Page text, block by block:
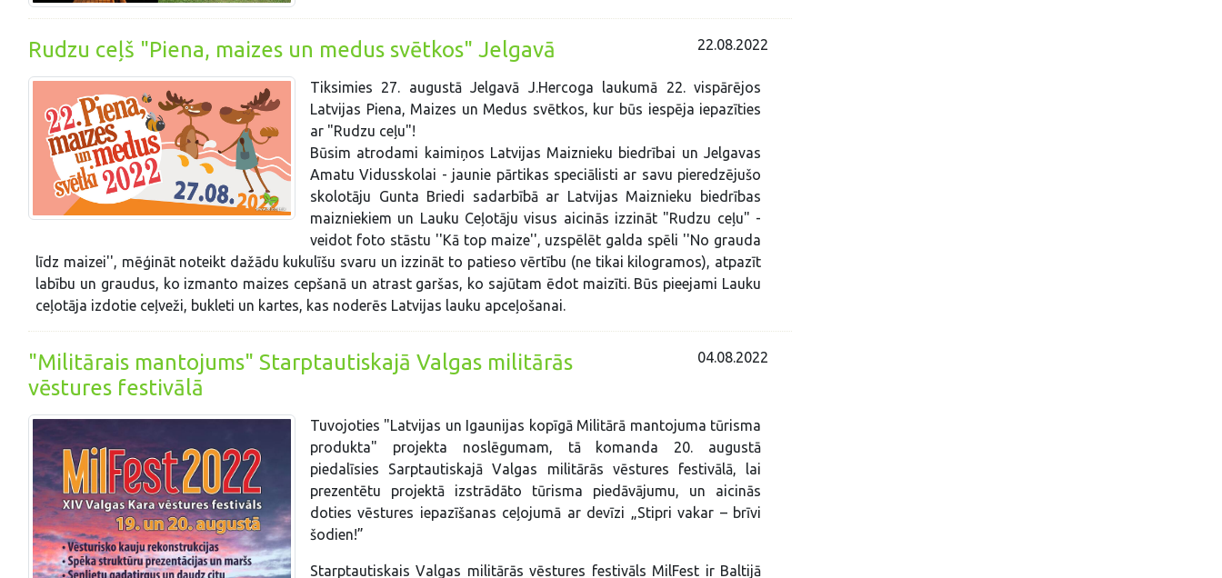
Rudzu ceļš "Piena, maizes un medus svētkos" Jelgavā 22.08.2022
Tiksimies 27. augustā Jelgavā J.Hercoga laukumā 22. vispārējos
Latvijas Piena, Maizes un Medus svētkos, kur būs iespēja iepazīties
ar "Rudzu ceļu"!
Būsim atrodami kaimiņos Latvijas Maiznieku biedrībai un Jelgavas
Amatu Vidusskolai - jaunie pārtikas speciālisti ar savu pieredzējušo
skolotāju Gunta Briedi sadarbībā ar Latvijas Maiznieku biedrības
maizniekiem un Lauku Ceļotāju visus aicinās izzināt "Rudzu ceļu" -
veidot foto stāstu ''Kā top maize'', uzspēlēt galda spēli ''No grauda
līdz maizei'', mēģināt noteikt dažādu kukulīšu svaru un izzināt to patieso vērtību (ne tikai kilogramos), atpazīt
labību un graudus, ko izmanto maizes cepšanā un atrast garšas, ko sajūtam ēdot maizīti. Būs pieejami Lauku
ceļotāja izdotie ceļveži, bukleti un kartes, kas noderēs Latvijas lauku apceļošanai.
"Militārais mantojums" Starptautiskajā Valgas militārās
vēstures festivālā
04.08.2022
Tuvojoties "Latvijas un Igaunijas kopīgā Militārā mantojuma tūrisma
produkta" projekta noslēgumam, tā komanda 20. augustā
piedalīsies Sarptautiskajā Valgas militārās vēstures festivālā, lai
prezentētu projektā izstrādāto tūrisma piedāvājumu, un aicinās
doties vēstures iepazīšanas ceļojumā ar devīzi „Stipri vakar – brīvi
šodien!”
Starptautiskais Valgas militārās vēstures festivāls MilFest ir Baltijā